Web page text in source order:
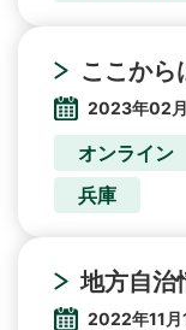
ここから
2023年02
オンライン
兵庫
地方自治
2022年11